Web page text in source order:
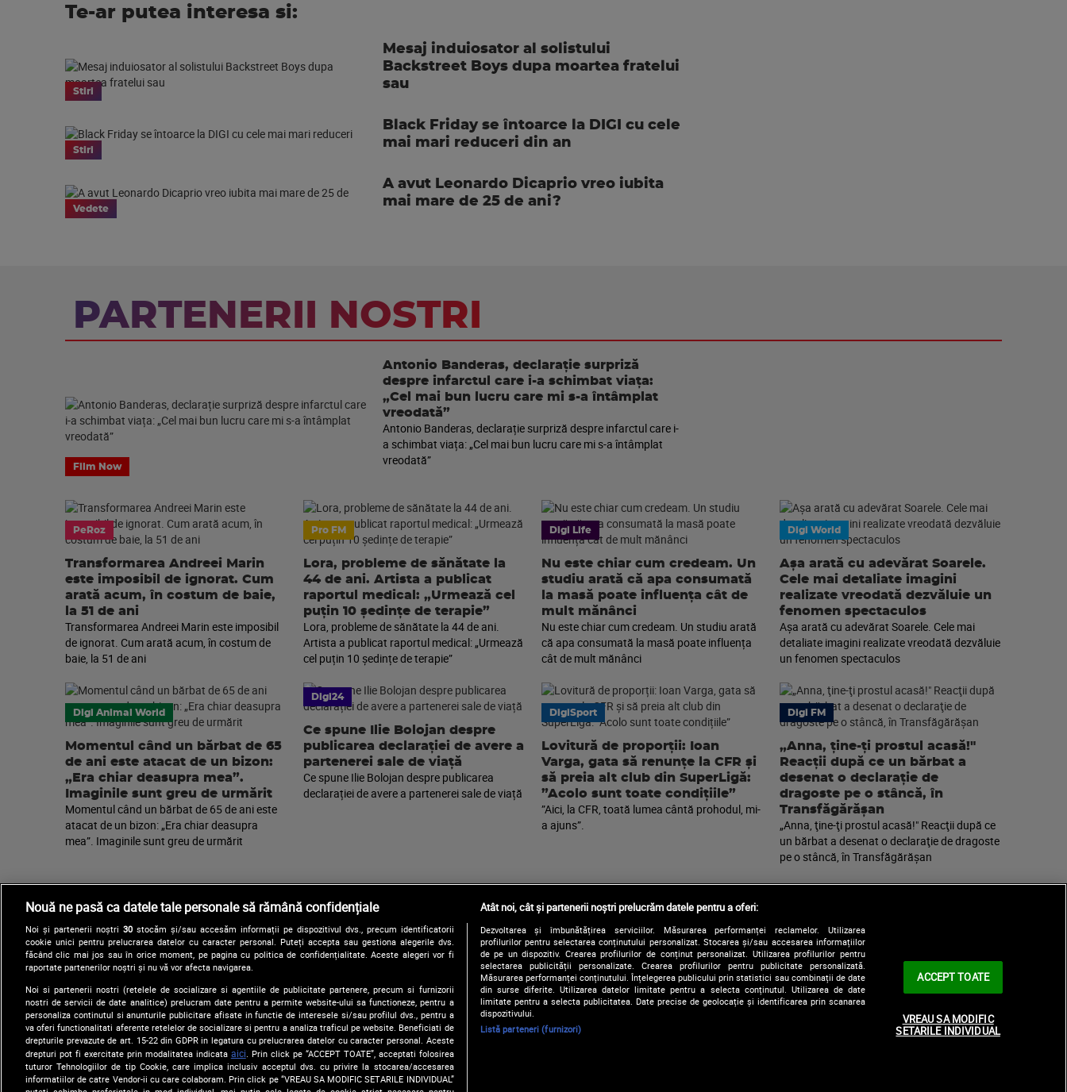
Te-ar putea interesa si:
Stiri
Mesaj induiosator al solistului
Backstreet Boys dupa moartea fratelui
sau
Stiri
Black Friday se întoarce la DIGI cu cele
mai mari reduceri din an
Vedete
A avut Leonardo Dicaprio vreo iubita
mai mare de 25 de ani?
PARTENERII NOSTRI
Film Now
Antonio Banderas, declarație surpriză
despre infarctul care i-a schimbat viața:
„Cel mai bun lucru care mi s-a întâmplat
vreodată”
Antonio Banderas, declarație surpriză despre infarctul care i-
a schimbat viața: „Cel mai bun lucru care mi s-a întâmplat
vreodată”
PeRoz
Transformarea Andreei Marin
este imposibil de ignorat. Cum
arată acum, în costum de baie,
la 51 de ani
Transformarea Andreei Marin este imposibil
de ignorat. Cum arată acum, în costum de
baie, la 51 de ani
Pro FM
Lora, probleme de sănătate la
44 de ani. Artista a publicat
raportul medical: „Urmează cel
puțin 10 ședințe de terapie”
Lora, probleme de sănătate la 44 de ani.
Artista a publicat raportul medical: „Urmează
cel puțin 10 ședințe de terapie”
Digi Life
Nu este chiar cum credeam. Un
studiu arată că apa consumată
la masă poate influența cât de
mult mănânci
Nu este chiar cum credeam. Un studiu arată
că apa consumată la masă poate influența
cât de mult mănânci
Digi World
Așa arată cu adevărat Soarele.
Cele mai detaliate imagini
realizate vreodată dezvăluie un
fenomen spectaculos
Așa arată cu adevărat Soarele. Cele mai
detaliate imagini realizate vreodată dezvăluie
un fenomen spectaculos
Digi Animal World
Momentul când un bărbat de 65
de ani este atacat de un bizon:
„Era chiar deasupra mea”.
Imaginile sunt greu de urmărit
Momentul când un bărbat de 65 de ani este
atacat de un bizon: „Era chiar deasupra
mea”. Imaginile sunt greu de urmărit
Digi24
Ce spune Ilie Bolojan despre
publicarea declarației de avere a
partenerei sale de viață
Ce spune Ilie Bolojan despre publicarea
declarației de avere a partenerei sale de viață
DigiSport
Lovitură de proporții: Ioan
Varga, gata să renunțe la CFR și
să preia alt club din SuperLigă:
”Acolo sunt toate condițiile”
”Aici, la CFR, toată lumea cântă prohodul, mi-
a ajuns”.
Digi FM
„Anna, ţine-ţi prostul acasă!"
Reacţii după ce un bărbat a
desenat o declaraţie de
dragoste pe o stâncă, în
Transfăgărăşan
„Anna, ţine-ţi prostul acasă!" Reacţii după ce
un bărbat a desenat o declaraţie de dragoste
pe o stâncă, în Transfăgărăşan
Urmărește-ne și pe:
Copyright © 2026 / DIGI ROMANIA S.A.
Arhiva
Comunicate de presă Politica de confidentialitate Termeni si conditii Gestionați preferințele| Contact/Info Codul etic
Nouă ne pasă ca datele tale personale să rămână confidențiale
Noi și partenerii noștri 30stocăm și/sau accesăm informații pe dispozitivul dvs., precum identificatorii
cookie unici pentru prelucrarea datelor cu caracter personal. Puteți accepta sau gestiona alegerile dvs.
făcând clic mai jos sau în orice moment, pe pagina cu politica de confidențialitate. Aceste alegeri vor fi
raportate partenerilor noștri și nu vă vor afecta navigarea.
Noi si partenerii nostri (retelele de socializare si agentiile de publicitate partenere, precum si furnizorii
nostri de servicii de date analitice) prelucram date pentru a permite website-ului sa functioneze, pentru a
personaliza continutul si anunturile publicitare afisate in functie de interesele si/sau profilul dvs., pentru a
va oferi functionalitati aferente retelelor de socializare si pentru a analiza traficul pe website. Beneficiati de
drepturile prevazute de art. 15-22 din GDPR in legatura cu prelucrarea datelor cu caracter personal. Aceste
drepturi pot fi exercitate prin modalitatea indicata aici . Prin click pe “ACCEPT TOATE”, acceptati folosirea
tuturor Tehnologiilor de tip Cookie, care implica inclusiv acceptul dvs. cu privire la stocarea/accesarea
informatiilor de catre Vendor-ii cu care colaboram. Prin click pe “VREAU SA MODIFIC SETARILE INDIVIDUAL”
Atât noi, cât și partenerii noștri prelucrăm datele pentru a oferi:
Dezvoltarea și îmbunătățirea serviciilor. Măsurarea performanței reclamelor. Utilizarea
profilurilor pentru selectarea conținutului personalizat. Stocarea și/sau accesarea informațiilor
de pe un dispozitiv. Crearea profilurilor de conținut personalizat. Utilizarea profilurilor pentru
selectarea publicității personalizate. Crearea profilurilor pentru publicitate personalizată.
Măsurarea performanței conținutului. Înțelegerea publicului prin statistici sau combinații de date
din surse diferite. Utilizarea datelor limitate pentru a selecta conținutul. Utilizarea de date
limitate pentru a selecta publicitatea. Date precise de geolocație și identificarea prin scanarea
dispozitivului.
Listă parteneri (furnizori)
ACCEPT TOATE
VREAU SA MODIFIC
SETARILE INDIVIDUAL